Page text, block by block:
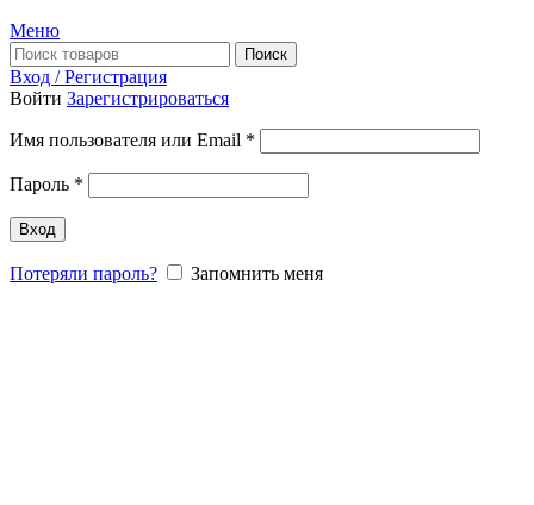
Меню
Поиск
Вход / Регистрация
Войти Зарегистрироваться
Имя пользователя или Email *
Пароль *
Вход
Потеряли пароль? Запомнить меня